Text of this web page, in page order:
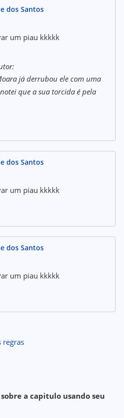
dos Santos
um piau kkkkk
já derrubou ele com uma
que a sua torcida é pela
dos Santos
um piau kkkkk
dos Santos
um piau kkkkk
regras
a capitulo usando seu